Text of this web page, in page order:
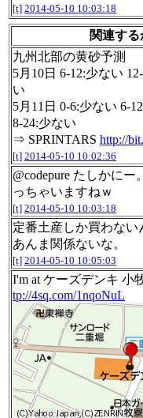
[t] 2014-05-10 10:03:18
関連す
九州北部の黄砂予測
5月10日 6-12:少ない
い
5月11日 0-6:少ない 6-
8-24:少ない
⇒ SPRINTARS http://
[t] 2014-05-10 10:02:36
@codepure たしかに
っちゃいますねｗ
[t] 2014-05-10 10:03:18
定番土産しか買わな
あんま関係ないな。
[t] 2014-05-10 10:05:03
I'm at ケーズデンキ 小
tp://4sq.com/1nqoNuL